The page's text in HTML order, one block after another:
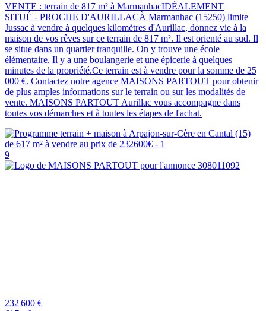
VENTE : terrain de 817 m² à MarmanhacIDÉALEMENT
SITUÉ - PROCHE D'AURILLACÀ Marmanhac (15250) limite
Jussac à vendre à quelques kilomètres d'Aurillac, donnez vie à la
maison de vos rêves sur ce terrain de 817 m². Il est orienté au sud. Il
se situe dans un quartier tranquille. On y trouve une école
élémentaire. Il y a une boulangerie et une épicerie à quelques
minutes de la propriété.Ce terrain est à vendre pour la somme de 25
000 €. Contactez notre agence MAISONS PARTOUT pour obtenir
de plus amples informations sur le terrain ou sur les modalités de
vente. MAISONS PARTOUT Aurillac vous accompagne dans
toutes vos démarches et à toutes les étapes de l'achat.
9
232 600 €